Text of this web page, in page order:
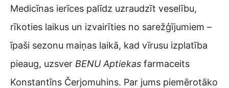
Medicīnas ierīces palīdz uzraudzīt veselību,
rīkoties laikus un izvairīties no sarežģījumiem –
īpaši sezonu maiņas laikā, kad vīrusu izplatība
pieaug, uzsver BENU Aptiekas farmaceits
Konstantīns Čerjomuhins. Par jums piemērotāko